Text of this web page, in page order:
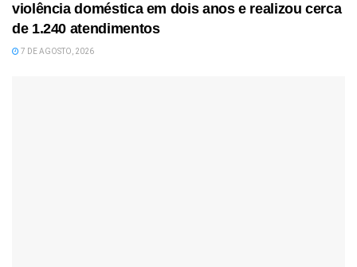
violência doméstica em dois anos e realizou cerca
de 1.240 atendimentos
7 DE AGOSTO, 2026